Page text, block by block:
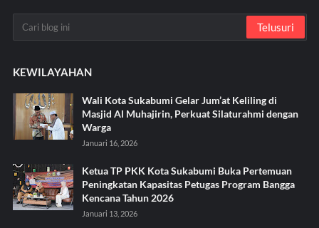
KEWILAYAHAN
Wali Kota Sukabumi Gelar Jum’at Keliling di
Masjid Al Muhajirin, Perkuat Silaturahmi dengan
Warga
Januari 16, 2026
Ketua TP PKK Kota Sukabumi Buka Pertemuan
Peningkatan Kapasitas Petugas Program Bangga
Kencana Tahun 2026
Januari 13, 2026